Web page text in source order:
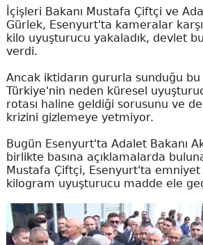
İçişleri Bakanı Mustafa Çiftçi ve
Gürlek, Esenyurt'ta kameralar
kilo uyuşturucu yakaladık, devlet
verdi.
Ancak iktidarın gururla sunduğu
Türkiye'nin neden küresel
rotası haline geldiği sorusunu ve
krizini gizlemeye yetmiyor.
Bugün Esenyurt'ta Adalet Bakanı
birlikte basına açıklamalarda
Mustafa Çiftçi, Esenyurt'ta
kilogram uyuşturucu madde ele